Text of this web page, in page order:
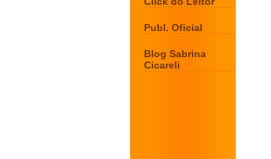
Publ. Oficial
Blog Sabrina
Cicareli